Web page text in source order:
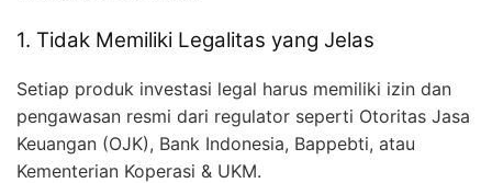
1. Tidak Memiliki Legalitas yang Jelas
Setiap produk investasi legal harus memiliki izin dan
pengawasan resmi dari regulator seperti Otoritas Jasa
Keuangan (OJK), Bank Indonesia, Bappebti, atau
Kementerian Koperasi & UKM.